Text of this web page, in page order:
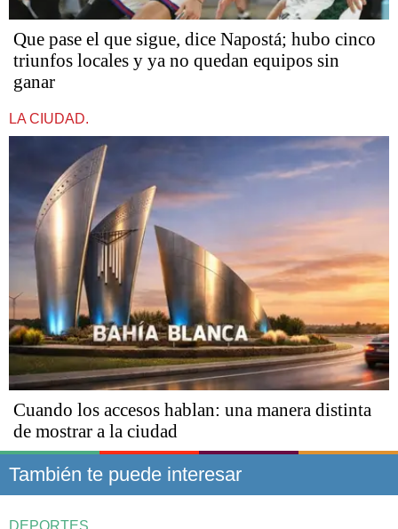
Que pase el que sigue, dice Napostá; hubo cinco
triunfos locales y ya no quedan equipos sin
ganar
LA CIUDAD.
Cuando los accesos hablan: una manera distinta
de mostrar a la ciudad
También te puede interesar
DEPORTES